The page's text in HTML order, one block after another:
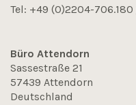
Tel: +49 (0)2204-706.180
Büro Attendorn
Sassestraße 21
57439 Attendorn
Deutschland